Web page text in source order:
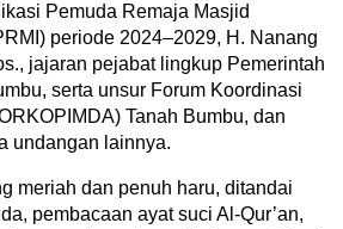
Pemuda Remaja Masjid
periode 2024–2029, H. Nanang
jajaran pejabat lingkup Pemerintah
serta unsur Forum Koordinasi
Tanah Bumbu, dan
undangan lainnya.
meriah dan penuh haru, ditandai
pembacaan ayat suci Al-Qur’an,